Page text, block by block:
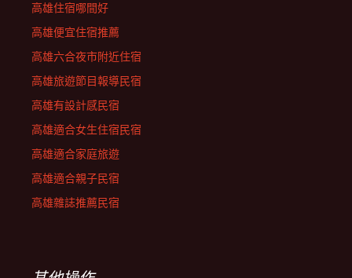
高雄住宿哪間好
高雄便宜住宿推薦
高雄六合夜市附近住宿
高雄旅遊節目報導民宿
高雄有設計感民宿
高雄適合女生住宿民宿
高雄適合家庭旅遊
高雄適合親子民宿
高雄雜誌推薦民宿